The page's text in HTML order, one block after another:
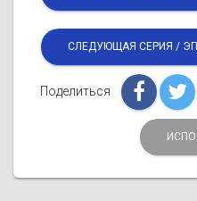
СЛЕДУЮЩАЯ СЕРИЯ /
Поделиться